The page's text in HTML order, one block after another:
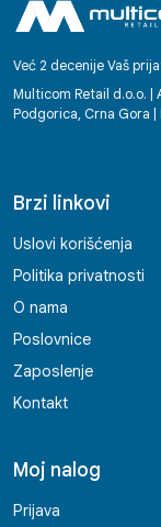
Već 2 decenije Vaš
Multicom Retail d.o.o. |
Podgorica, Crna Gora |
Brzi linkovi
Uslovi korišćenja
Politika privatnosti
O nama
Poslovnice
Zaposlenje
Kontakt
Moj nalog
Prijava